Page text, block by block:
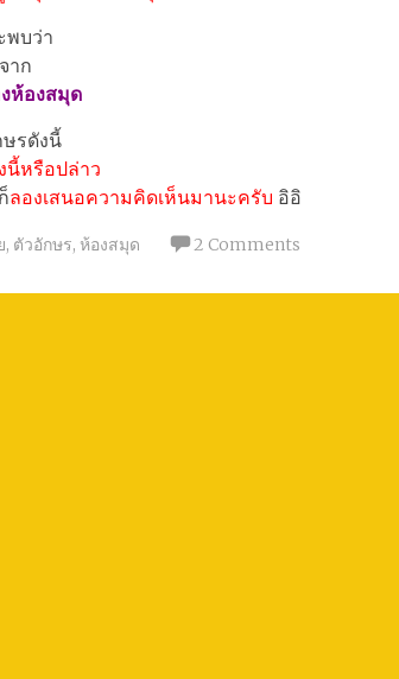
พบว่า
าก
ห้องสมุด
รดังนี้
นี้หรือปล่าว
ลองเสนอความคิดเห็นมานะครับ อิอิ
, ตัวอักษร, ห้องสมุด 2 Comments